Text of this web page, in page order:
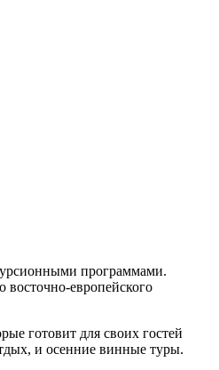
программами.
восточно-европейского
готовит для своих гостей
и осенние винные туры.